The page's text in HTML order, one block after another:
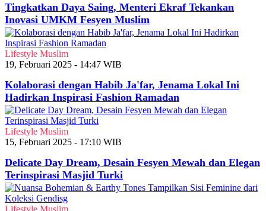
Tingkatkan Daya Saing, Menteri Ekraf Tekankan
Inovasi UMKM Fesyen Muslim
Lifestyle Muslim
19, Februari 2025 - 14:47 WIB
Kolaborasi dengan Habib Ja'far, Jenama Lokal Ini
Hadirkan Inspirasi Fashion Ramadan
Lifestyle Muslim
15, Februari 2025 - 17:10 WIB
Delicate Day Dream, Desain Fesyen Mewah dan Elegan
Terinspirasi Masjid Turki
Lifestyle Muslim